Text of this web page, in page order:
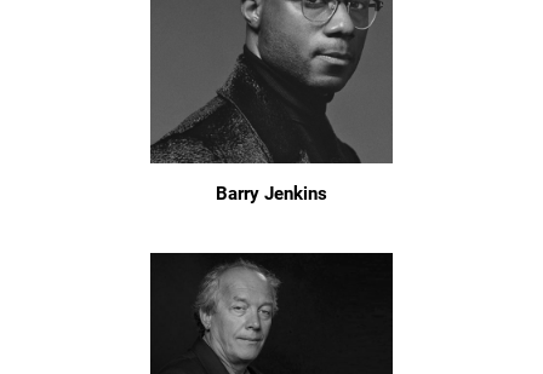
Barry Jenkins